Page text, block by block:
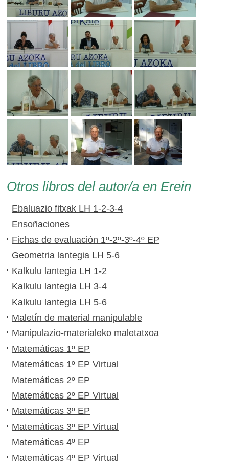
Otros libros del autor/a en Erein
Ebaluazio fitxak LH 1-2-3-4
Ensoñaciones
Fichas de evaluación 1º-2º-3º-4º EP
Geometria lantegia LH 5-6
Kalkulu lantegia LH 1-2
Kalkulu lantegia LH 3-4
Kalkulu lantegia LH 5-6
Maletín de material manipulable
Manipulazio-materialeko maletatxoa
Matemáticas 1º EP
Matemáticas 1º EP Virtual
Matemáticas 2º EP
Matemáticas 2º EP Virtual
Matemáticas 3º EP
Matemáticas 3º EP Virtual
Matemáticas 4º EP
Matemáticas 4º EP Virtual